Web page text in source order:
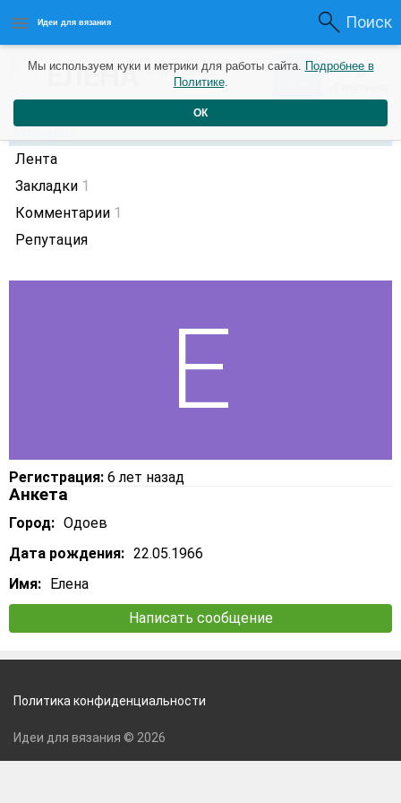
Идеи для вязания Поиск
ЕЛЕНА6 лет назад 0 0
Профиль
Лента
Закладки 1
Комментарии 1
Репутация
Регистрация: 6 лет назад
Анкета
Город: Одоев
Дата рождения: 22.05.1966
Имя: Елена
Написать сообщение
Мы используем куки и метрики для работы сайта. Подробнее в
Политике.
ОК
Политика конфиденциальности
Идеи для вязания © 2026